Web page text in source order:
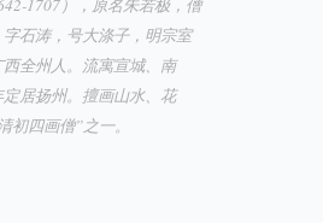
1707），原名朱若极，僧
石涛，号大涤子，明宗室
西全州人。流寓宣城、南
定居扬州。擅画山水、花
初四画僧”之一。